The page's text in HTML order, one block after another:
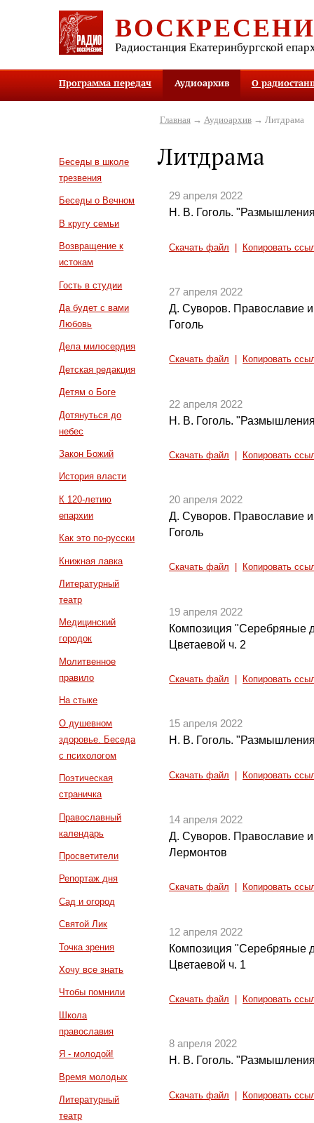
Радиостанция Екатеринбургской
Программа передач Аудиоархив О
Беседы в школе
трезвения
Беседы о Вечном
В кругу семьи
Возвращение к
истокам
Гость в студии
Да будет с вами
Любовь
Дела милосердия
Детская редакция
Детям о Боге
Дотянуться до
небес
Закон Божий
История власти
К 120-летию
епархии
Как это по-русски
Книжная лавка
Литературный
театр
Медицинский
городок
Молитвенное
правило
На стыке
О душевном
здоровье. Беседа
с психологом
Поэтическая
страничка
Православный
календарь
Просветители
Репортаж дня
Сад и огород
Святой Лик
Точка зрения
Хочу все знать
Чтобы помнили
Школа
православия
Я - молодой!
Время молодых
Литературный
театр
Главная→ Аудиоархив→ Литдрама
Литдрама
29 апреля 2022
Н. В. Гоголь.
Скачать файл Копировать
27 апреля 2022
Д. Суворов. Православие и
Гоголь
Скачать файл Копировать
22 апреля 2022
Н. В. Гоголь.
Скачать файл Копировать
20 апреля 2022
Д. Суворов. Православие и
Гоголь
Скачать файл Копировать
19 апреля 2022
Композиция "Серебряные
Цветаевой ч. 2
Скачать файл Копировать
15 апреля 2022
Н. В. Гоголь.
Скачать файл Копировать
14 апреля 2022
Д. Суворов. Православие и
Лермонтов
Скачать файл Копировать
12 апреля 2022
Композиция "Серебряные
Цветаевой ч. 1
Скачать файл Копировать
8 апреля 2022
Н. В. Гоголь.
Скачать файл Копировать